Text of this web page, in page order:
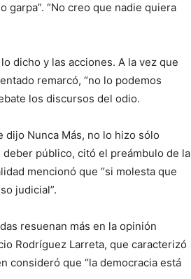
garpa”. “No creo que nadie quiera
dicho y las acciones. A la vez que
remarcó, “no lo podemos
los discursos del odio.
dijo Nunca Más, no lo hizo sólo
público, citó el preámbulo de la
mencionó que “si molesta que
judicial”.
resuenan más en la opinión
Rodríguez Larreta, que caracterizó
consideró que “la democracia está